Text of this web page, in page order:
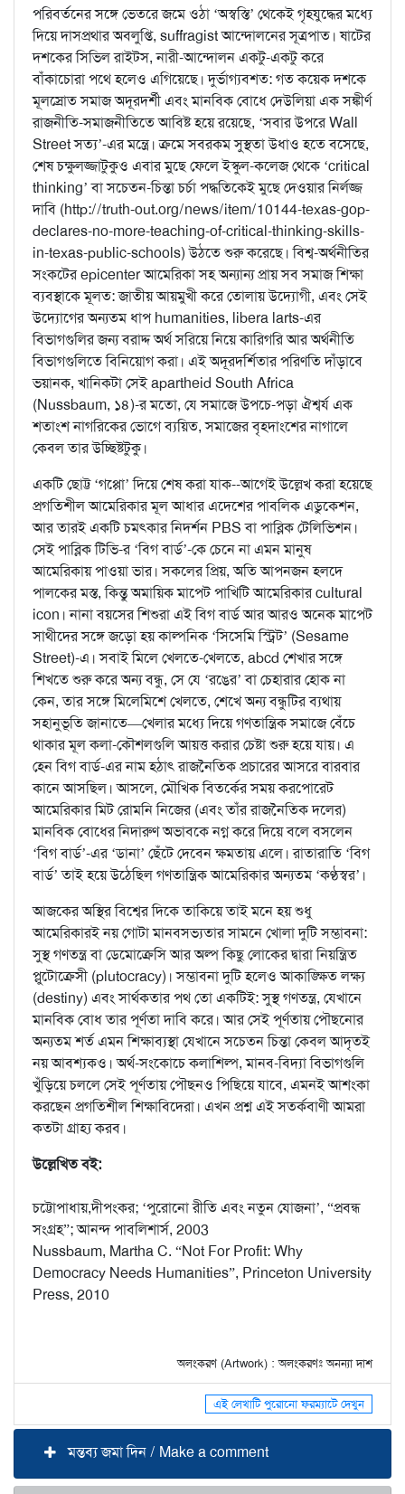
পরিবর্তনের সঙ্গে ভেতরে জমে ওঠা ‘অস্বস্তি’ থেকেই গৃহযুদ্ধের মধ্যে
দিয়ে দাসপ্রথার অবলুপ্তি, suffragist আন্দোলনের সূত্রপাত। ষাটের
দশকের সিভিল রাইটস, নারী-আন্দোলন একটু-একটু করে
বাঁকাচোরা পথে হলেও এগিয়েছে। দুর্ভাগ্যবশত: গত কয়েক দশকে
মূলস্রোত সমাজ অদূরদর্শী এবং মানবিক বোধে দেউলিয়া এক সঙ্কীর্ণ
রাজনীতি-সমাজনীতিতে আবিষ্ট হয়ে রয়েছে, ‘সবার উপরে Wall
Street সত্য’-এর মন্ত্রে। ক্রমে সবরকম সুস্থতা উধাও হতে বসেছে,
শেষ চক্ষুলজ্জাটুকুও এবার মুছে ফেলে ইস্কুল-কলেজ থেকে ‘critical
thinking’ বা সচেতন-চিন্তা চর্চা পদ্ধতিকেই মুছে দেওয়ার নির্লজ্জ
দাবি (http://truth-out.org/news/item/10144-texas-gop-
declares-no-more-teaching-of-critical-thinking-skills-
in-texas-public-schools) উঠতে শুরু করেছে। বিশ্ব-অর্থনীতির
সংকটের epicenter আমেরিকা সহ অন্যান্য প্রায় সব সমাজ শিক্ষা
ব্যবস্থাকে মূলত: জাতীয় আয়মুখী করে তোলায় উদ্যোগী, এবং সেই
উদ্যোগের অন্যতম ধাপ humanities, libera larts-এর
বিভাগগুলির জন্য বরাদ্দ অর্থ সরিয়ে নিয়ে কারিগরি আর অর্থনীতি
বিভাগগুলিতে বিনিয়োগ করা। এই অদূরদর্শিতার পরিণতি দাঁড়াবে
ভয়ানক, খানিকটা সেই apartheid South Africa
(Nussbaum, ১৪)-র মতো, যে সমাজে উপচে-পড়া ঐশ্বর্য এক
শতাংশ নাগরিকের ভোগে ব্যয়িত, সমাজের বৃহদাংশের নাগালে
কেবল তার উচ্ছিষ্টটুকু।
একটি ছোট্ট ‘গপ্পো’ দিয়ে শেষ করা যাক--আগেই উল্লেখ করা হয়েছে
প্রগতিশীল আমেরিকার মূল আধার এদেশের পাবলিক এডুকেশন,
আর তারই একটি চমৎকার নিদর্শন PBS বা পাব্লিক টেলিভিশন।
সেই পাব্লিক টিভি-র ‘বিগ বার্ড’-কে চেনে না এমন মানুষ
আমেরিকায় পাওয়া ভার। সকলের প্রিয়, অতি আপনজন হলদে
পালকের মস্ত, কিন্তু অমায়িক মাপেট পাখিটি আমেরিকার cultural
icon। নানা বয়সের শিশুরা এই বিগ বার্ড আর আরও অনেক মাপেট
সাথীদের সঙ্গে জড়ো হয় কাল্পনিক ‘সিসেমি স্ট্রিট’ (Sesame
Street)-এ। সবাই মিলে খেলতে-খেলতে, abcd শেখার সঙ্গে
শিখতে শুরু করে অন্য বন্ধু, সে যে ‘রঙের’ বা চেহারার হোক না
কেন, তার সঙ্গে মিলেমিশে খেলতে, শেখে অন্য বন্ধুটির ব্যথায়
সহানুভূতি জানাতে—খেলার মধ্যে দিয়ে গণতান্ত্রিক সমাজে বেঁচে
থাকার মূল কলা-কৌশলগুলি আয়ত্ত করার চেষ্টা শুরু হয়ে যায়। এ
হেন বিগ বার্ড-এর নাম হঠাত্‍ রাজনৈতিক প্রচারের আসরে বারবার
কানে আসছিল। আসলে, মৌখিক বিতর্কের সময় করপোরেট
আমেরিকার মিট রোমনি নিজের (এবং তাঁর রাজনৈতিক দলের)
মানবিক বোধের নিদারুণ অভাবকে নগ্ন করে দিয়ে বলে বসলেন
‘বিগ বার্ড’-এর ‘ডানা’ ছেঁটে দেবেন ক্ষমতায় এলে। রাতারাতি ‘বিগ
বার্ড’ তাই হয়ে উঠেছিল গণতান্ত্রিক আমেরিকার অন্যতম ‘কণ্ঠস্বর’।
আজকের অস্থির বিশ্বের দিকে তাকিয়ে তাই মনে হয় শুধু
আমেরিকারই নয় গোটা মানবসভ্যতার সামনে খোলা দুটি সম্ভাবনা:
সুস্থ গণতন্ত্র বা ডেমোক্রেসি আর অল্প কিছু লোকের দ্বারা নিয়ন্ত্রিত
প্লুটোক্রেসী (plutocracy)। সম্ভাবনা দুটি হলেও আকাঙ্ক্ষিত লক্ষ্য
(destiny) এবং সার্থকতার পথ তো একটিই: সুস্থ গণতন্ত্র, যেখানে
মানবিক বোধ তার পূর্ণতা দাবি করে। আর সেই পূর্ণতায় পৌছনোর
অন্যতম শর্ত এমন শিক্ষাব্যস্থা যেখানে সচেতন চিন্তা কেবল আদৃতই
নয় আবশ্যকও। অর্থ-সংকোচে কলাশিল্প, মানব-বিদ্যা বিভাগগুলি
খুঁড়িয়ে চললে সেই পূর্ণতায় পৌছনও পিছিয়ে যাবে, এমনই আশংকা
করছেন প্রগতিশীল শিক্ষাবিদেরা। এখন প্রশ্ন এই সতর্কবাণী আমরা
কতটা গ্রাহ্য করব।
উল্লেখিত বই:
চট্টোপাধায়,দীপংকর; ‘পুরোনো রীতি এবং নতুন যোজনা’, “প্রবন্ধ
সংগ্রহ”; আনন্দ পাবলিশার্স, 2003
Nussbaum, Martha C. “Not For Profit: Why
Democracy Needs Humanities”, Princeton University
Press, 2010
অলংকরণ (Artwork) : অলংকরণঃ অনন্যা দাশ
এই লেখাটি পুরোনো ফরম্যাটে দেখুন
মন্তব্য জমা দিন / Make a comment